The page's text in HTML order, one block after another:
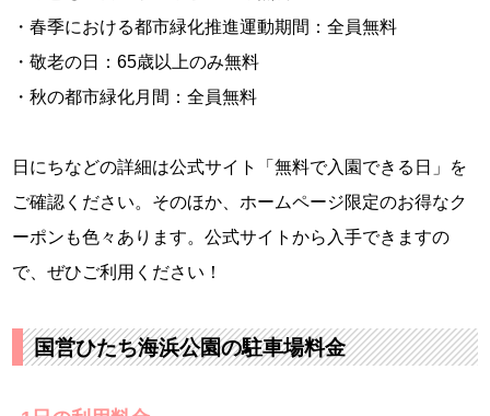
・春季における都市緑化推進運動期間：全員無料
・敬老の日：65歳以上のみ無料
・秋の都市緑化月間：全員無料
日にちなどの詳細は公式サイト「無料で入園できる日」を
ご確認ください。そのほか、ホームページ限定のお得なク
ーポンも色々あります。公式サイトから入手できますの
で、ぜひご利用ください！
国営ひたち海浜公園の駐車場料金